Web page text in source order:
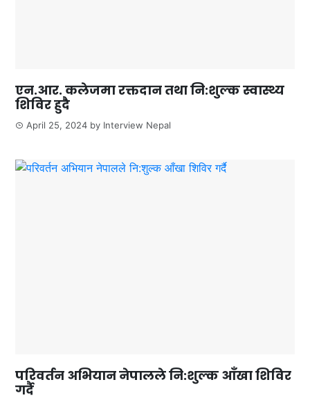
एन.आर. कलेजमा रक्तदान तथा नि:शुल्क स्वास्थ्य
शिविर हुदै
April 25, 2024 by Interview Nepal
परिवर्तन अभियान नेपालले नि:शुल्क आँखा शिविर
गर्दै